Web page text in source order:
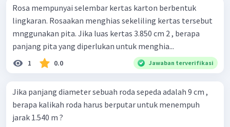
Rosa mempunyai selembar kertas karton berbentuk
lingkaran. Rosaakan menghias sekeliling kertas tersebut
mnggunakan pita. Jika luas kertas 3.850 cm 2 , berapa
panjang pita yang diperlukan untuk menghia...
1 0.0 Jawaban terverifikasi
Jika panjang diameter sebuah roda sepeda adalah 9 cm ,
berapa kalikah roda harus berputar untuk menempuh
jarak 1.540 m ?